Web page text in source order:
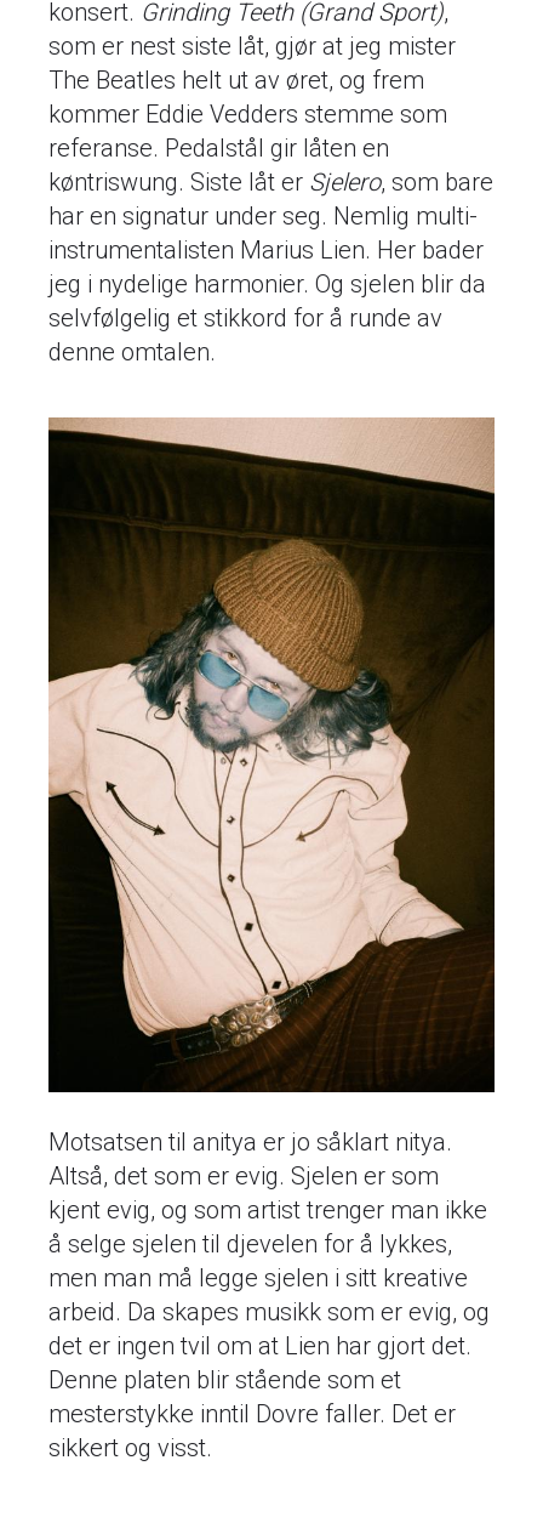
konsert. Grinding Teeth (Grand Sport),
som er nest siste låt, gjør at jeg mister
The Beatles helt ut av øret, og frem
kommer Eddie Vedders stemme som
referanse. Pedalstål gir låten en
køntriswung. Siste låt er Sjelero, som bare
har en signatur under seg. Nemlig multi-
instrumentalisten Marius Lien. Her bader
jeg i nydelige harmonier. Og sjelen blir da
selvfølgelig et stikkord for å runde av
denne omtalen.
Motsatsen til anitya er jo såklart nitya.
Altså, det som er evig. Sjelen er som
kjent evig, og som artist trenger man ikke
å selge sjelen til djevelen for å lykkes,
men man må legge sjelen i sitt kreative
arbeid. Da skapes musikk som er evig, og
det er ingen tvil om at Lien har gjort det.
Denne platen blir stående som et
mesterstykke inntil Dovre faller. Det er
sikkert og visst.